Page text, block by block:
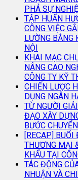
PHÁ SỰ
TẬP HUẤN
CÔNG VIỆC
LƯỜNG BẰNG
NỘI
KHAI MẠC
NÂNG CAO
CÔNG TY KỸ
CHIẾN LƯỢC
DỤNG NGÂN
TỪ NGƯỜI
ĐẠO XÂY
BƯỚC
[RECAP] BUỔI
THƯƠNG MẠI
KHẨU TẠI
TÁC ĐỘNG
NHUẬN VÀ